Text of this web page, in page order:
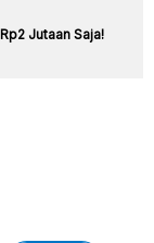
Jutaan Saja!